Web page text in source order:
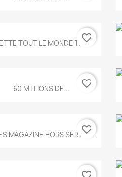
Aperçu rapide
TOUT LE MONDE T.546
favorite_border
Aperçu rapide
60 MILLIONS DE... favorite_border
Aperçu rapide
MAGAZINE HORS SERIE N...
favorite_border